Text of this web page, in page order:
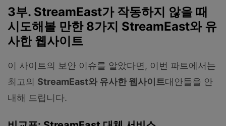
3부. StreamEast가 작동하지 않을 때
시도해볼 만한 8가지 StreamEast와 유
사한 웹사이트
이 사이트의 보안 이슈를 알았다면, 이번 파트에서는
최고의 StreamEast와 유사한 웹사이트대안들을 안
내해 드립니다.